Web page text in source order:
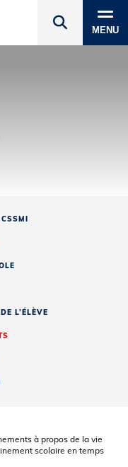
MENU
L’ÉLÈVE
à propos de la vie
scolaire en temps